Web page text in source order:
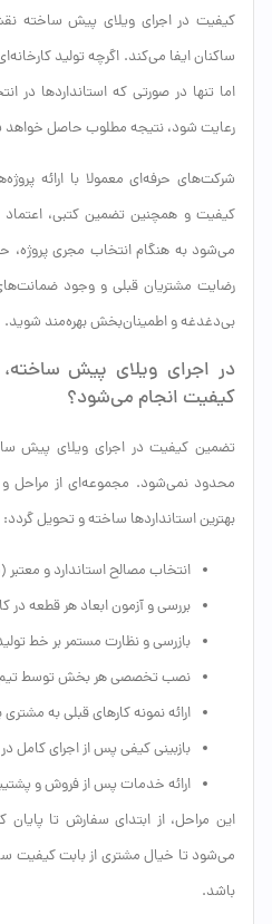
کیفیت در اجرای ویلای پیش ساخته
ساکنان ایفا می‌کند. اگرچه تولید
اما تنها در صورتی که استانداردها در
رعایت شود، نتیجه مطلوب حاصل
شرکت‌های حرفه‌ای معمولا با ارائه
کیفیت و همچنین تضمین کتبی،
می‌شود به هنگام انتخاب مجری پروژه،
رضایت مشتریان قبلی و وجود
بی‌دغدغه و اطمینان‌بخش بهره‌مند شوید.
در اجرای ویلای پیش
کیفیت انجام می‌شود؟
تضمین کیفیت در اجرای ویلای پیش
محدود نمی‌شود. مجموعه‌ای از مراحل
بهترین استانداردها ساخته و تحویل گردد:
انتخاب مصالح استاندارد و
بررسی و آزمون ابعاد هر قطعه در
بازرسی و نظارت مستمر بر خط
نصب تخصصی هر بخش توسط تیم
ارائه نمونه کارهای قبلی به
بازبینی کیفی پس از اجرای کامل
ارائه خدمات پس از فروش و
این مراحل، از ابتدای سفارش تا
می‌شود تا خیال مشتری از بابت کیفیت
باشد.